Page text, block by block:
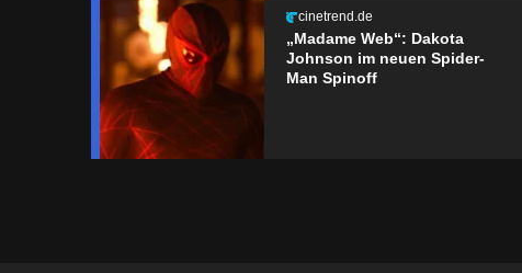
cinetrend.de
„Madame Web“: Dakota
Johnson im neuen Spider-
Man Spinoff